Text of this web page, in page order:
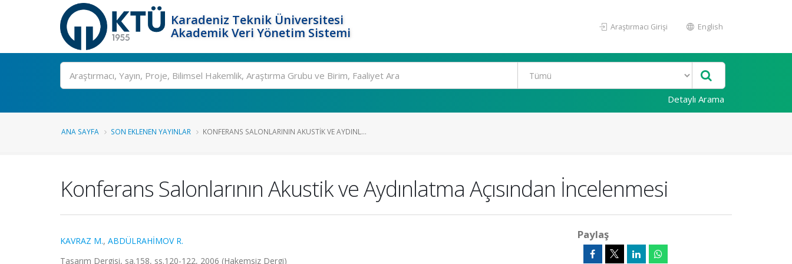
Karadeniz Teknik Üniversitesi
Akademik Veri Yönetim Sistemi
Araştırmacı Girişi English
Ara
Detaylı Arama
ANA SAYFA SON EKLENEN YAYINLAR KONFERANS SALONLARININ AKUSTIK VE AYDINL...
Konferans Salonlarının Akustik ve Aydınlatma Açısından İncelenmesi
KAVRAZ M., ABDÜLRAHİMOV R.
Tasarım Dergisi, sa.158, ss.120-122, 2006 (Hakemsiz Dergi)
Paylaş